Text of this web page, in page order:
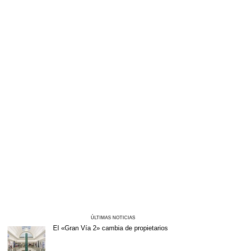
ÚLTIMAS NOTICIAS
El «Gran Vía 2» cambia de propietarios